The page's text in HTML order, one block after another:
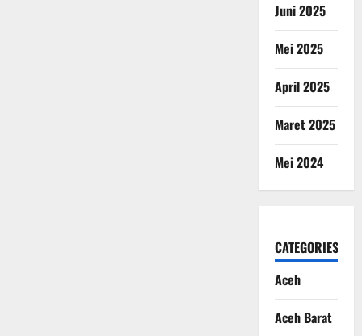
Juni 2025
Mei 2025
April 2025
Maret 2025
Mei 2024
CATEGORIES
Aceh
Aceh Barat